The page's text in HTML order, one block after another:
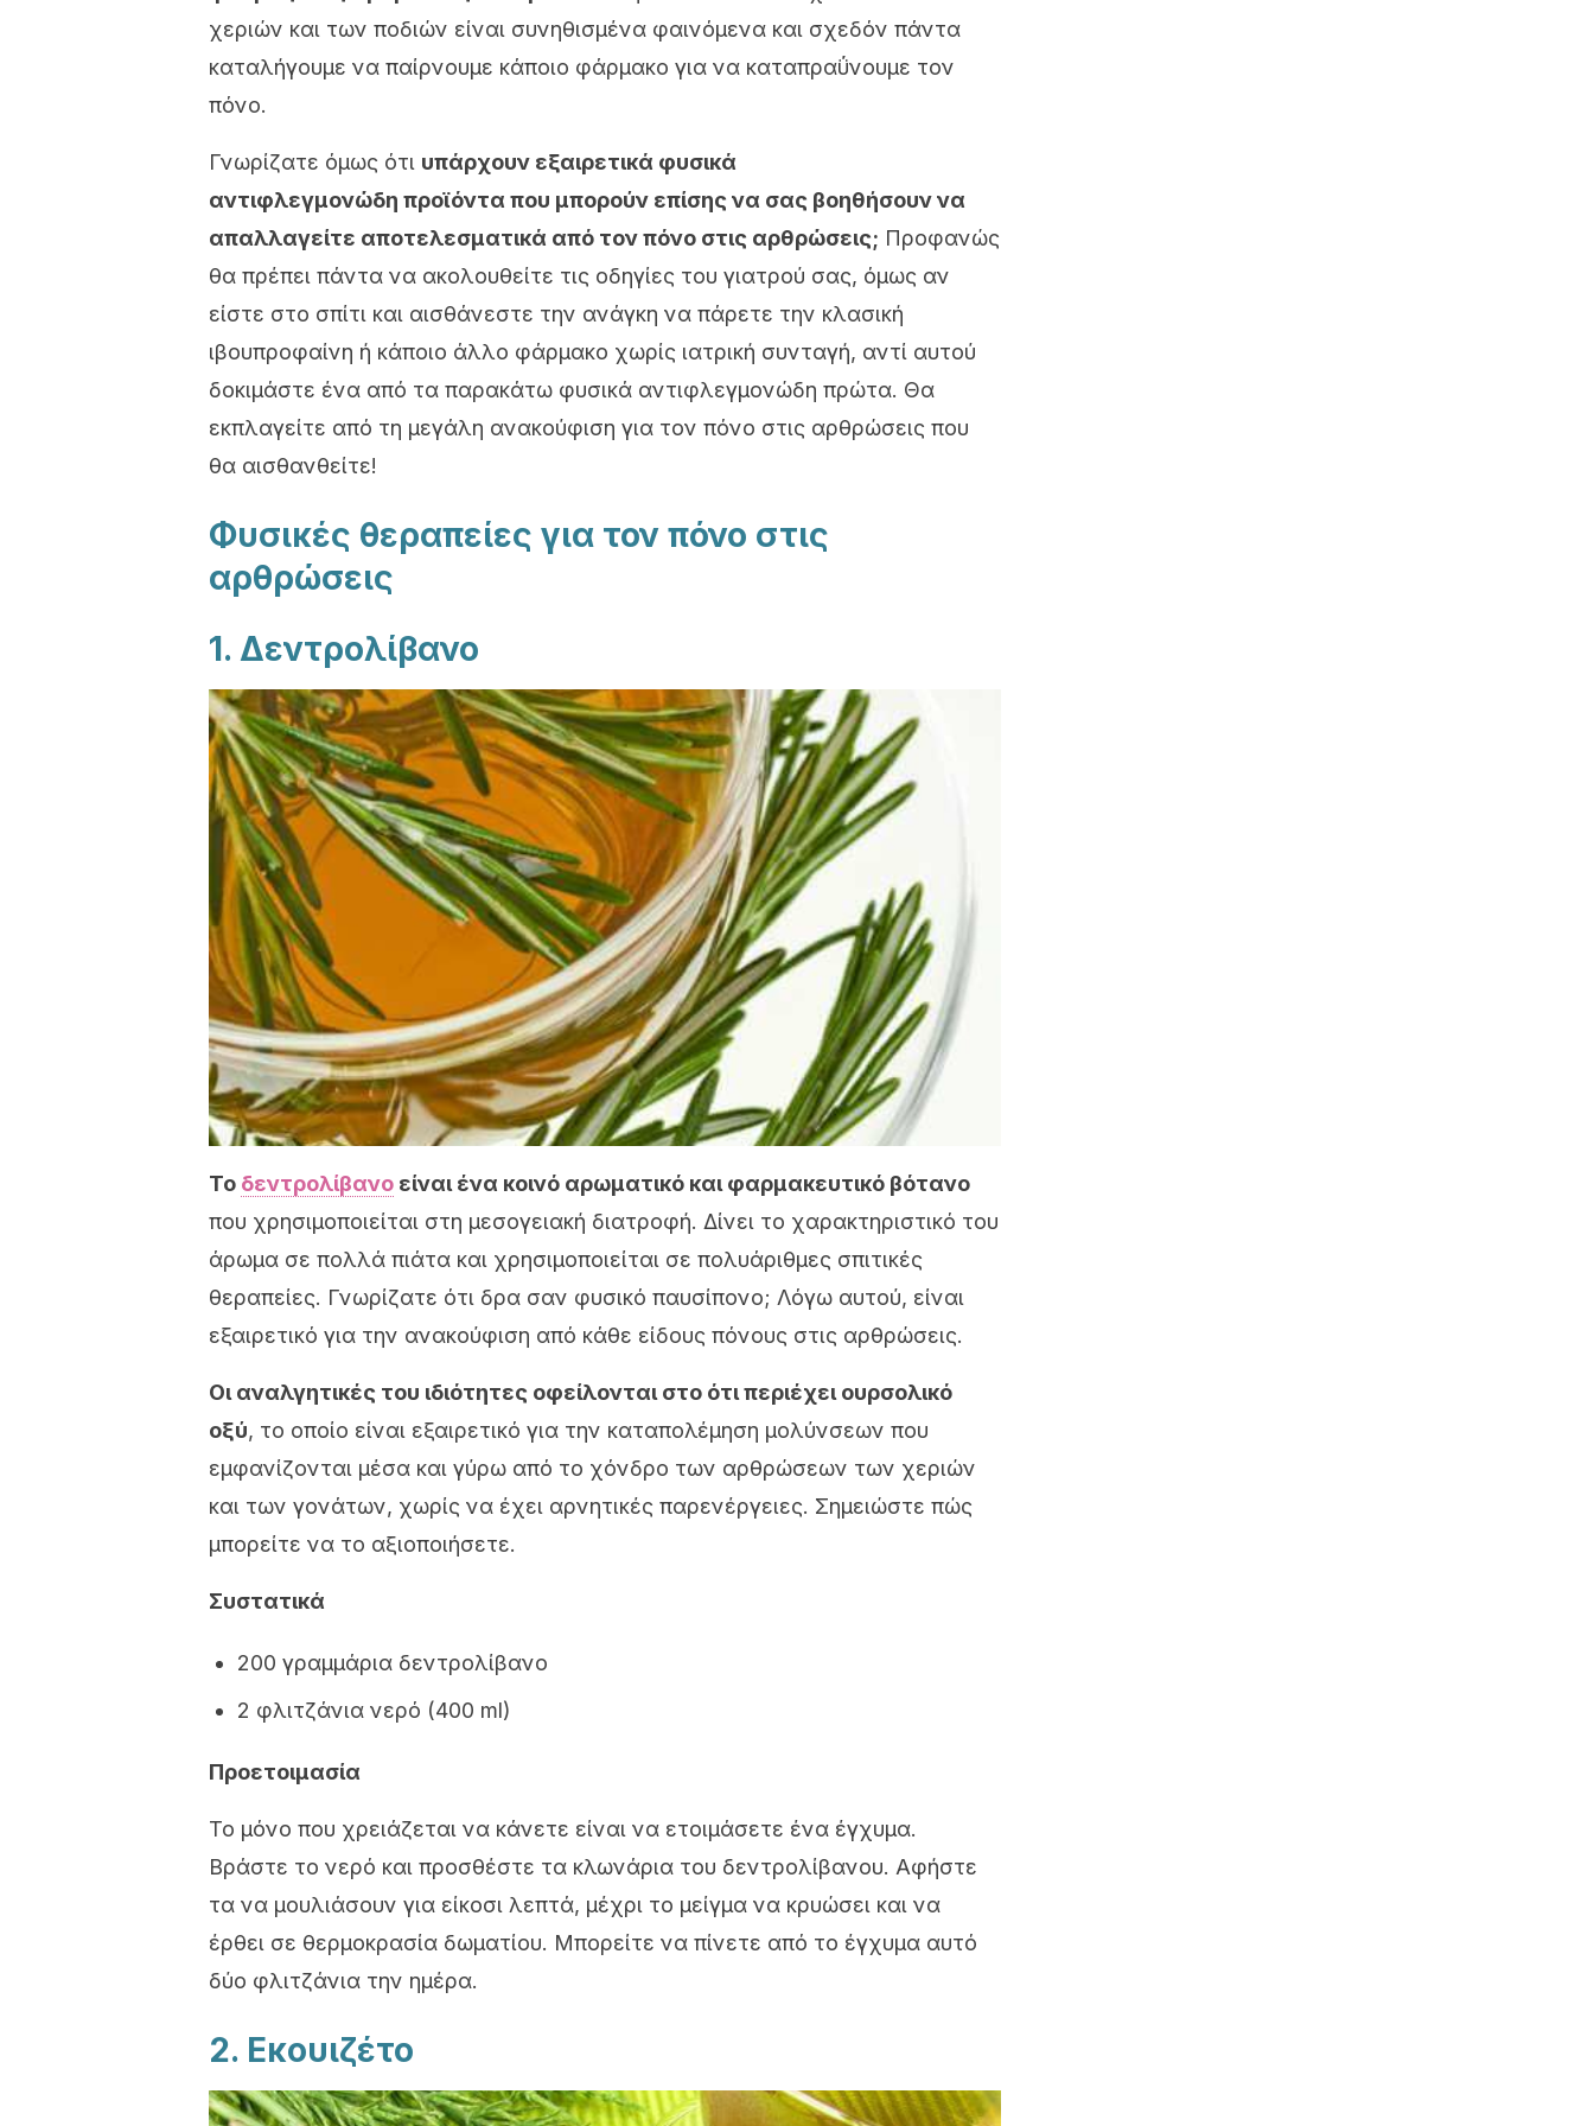
χεριών και των ποδιών είναι συνηθισμένα φαινόμενα και σχεδόν πάντα
καταλήγουμε να παίρνουμε κάποιο φάρμακο για να καταπραΰνουμε τον
πόνο.
Γνωρίζατε όμως ότι υπάρχουν εξαιρετικά φυσικά
αντιφλεγμονώδη προϊόντα που μπορούν επίσης να σας βοηθήσουν να
απαλλαγείτε αποτελεσματικά από τον πόνο στις αρθρώσεις; Προφανώς
θα πρέπει πάντα να ακολουθείτε τις οδηγίες του γιατρού σας, όμως αν
είστε στο σπίτι και αισθάνεστε την ανάγκη να πάρετε την κλασική
ιβουπροφαίνη ή κάποιο άλλο φάρμακο χωρίς ιατρική συνταγή, αντί αυτού
δοκιμάστε ένα από τα παρακάτω φυσικά αντιφλεγμονώδη πρώτα. Θα
εκπλαγείτε από τη μεγάλη ανακούφιση για τον πόνο στις αρθρώσεις που
θα αισθανθείτε!
Φυσικές θεραπείες για τον πόνο στις
αρθρώσεις
1. Δεντρολίβανο
Το δεντρολίβανο είναι ένα κοινό αρωματικό και φαρμακευτικό βότανο
που χρησιμοποιείται στη μεσογειακή διατροφή. Δίνει το χαρακτηριστικό του
άρωμα σε πολλά πιάτα και χρησιμοποιείται σε πολυάριθμες σπιτικές
θεραπείες. Γνωρίζατε ότι δρα σαν φυσικό παυσίπονο; Λόγω αυτού, είναι
εξαιρετικό για την ανακούφιση από κάθε είδους πόνους στις αρθρώσεις.
Οι αναλγητικές του ιδιότητες οφείλονται στο ότι περιέχει ουρσολικό
οξύ, το οποίο είναι εξαιρετικό για την καταπολέμηση μολύνσεων που
εμφανίζονται μέσα και γύρω από το χόνδρο των αρθρώσεων των χεριών
και των γονάτων, χωρίς να έχει αρνητικές παρενέργειες. Σημειώστε πώς
μπορείτε να το αξιοποιήσετε.
Συστατικά
200 γραμμάρια δεντρολίβανο
2 φλιτζάνια νερό (400 ml)
Προετοιμασία
Το μόνο που χρειάζεται να κάνετε είναι να ετοιμάσετε ένα έγχυμα.
Βράστε το νερό και προσθέστε τα κλωνάρια του δεντρολίβανου. Αφήστε
τα να μουλιάσουν για είκοσι λεπτά, μέχρι το μείγμα να κρυώσει και να
έρθει σε θερμοκρασία δωματίου. Μπορείτε να πίνετε από το έγχυμα αυτό
δύο φλιτζάνια την ημέρα.
2. Εκουιζέτο